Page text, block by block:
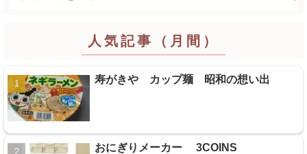
人気記事（月間）
寿がきや カップ麺 昭和の想い出
おにぎりメーカー 3COINS